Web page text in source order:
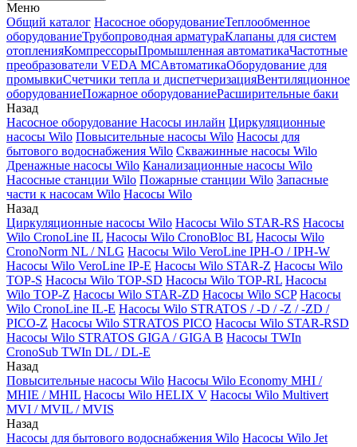
Меню
Общий каталог Насосное оборудованиеТеплообменное
оборудованиеТрубопроводная арматураКлапаны для систем
отопленияКомпрессорыПромышленная автоматикаЧастотные
преобразователи VEDA MCАвтоматикаОборудование для
промывкиСчетчики тепла и диспетчеризацияВентиляционное
оборудованиеПожарное оборудованиеРасширительные баки
Назад
Насосное оборудование Насосы инлайн Циркуляционные
насосы Wilo Повысительные насосы Wilo Насосы для
бытового водоснабжения Wilo Скважинные насосы Wilo
Дренажные насосы Wilo Канализационные насосы Wilo
Насосные станции Wilo Пожарные станции Wilo Запасные
части к насосам Wilo Насосы Wilo
Назад
Циркуляционные насосы Wilo Насосы Wilo STAR-RS Насосы
Wilo CronoLine IL Насосы Wilo CronoBloc BL Насосы Wilo
CronoNorm NL / NLG Насосы Wilo VeroLine IPH-O / IPH-W
Насосы Wilo VeroLine IP-E Насосы Wilo STAR-Z Насосы Wilo
TOP-S Насосы Wilo TOP-SD Насосы Wilo TOP-RL Насосы
Wilo TOP-Z Насосы Wilo STAR-ZD Насосы Wilo SCP Насосы
Wilo CronoLine IL-E Насосы Wilo STRATOS / -D / -Z / -ZD /
PICO-Z Насосы Wilo STRATOS PICO Насосы Wilo STAR-RSD
Насосы Wilo STRATOS GIGA / GIGA B Насосы TWIn
CronoSub TWIn DL / DL-E
Назад
Повысительные насосы Wilo Насосы Wilo Economy MHI /
MHIE / MHIL Насосы Wilo HELIX V Насосы Wilo Multivert
MVI / MVIL / MVIS
Назад
Насосы для бытового водоснабжения Wilo Насосы Wilo Jet